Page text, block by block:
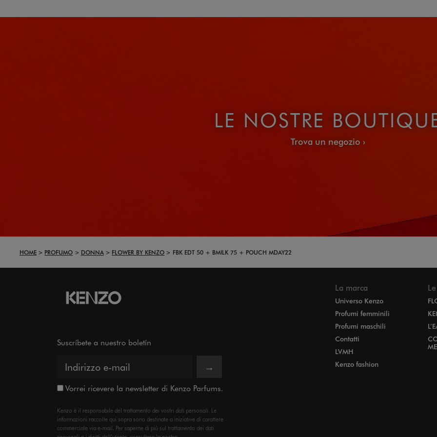
LE NOSTRE
Trova un negozio
HOME PROFUMO DONNA FLOWER BY KENZO FBK EDT 50 + BMILK 75 + POUCH MDAY22
Suscríbete a nuestro boletín
→
Vorrei ricevere la newsletter di Kenzo Parfums.
Kenzo è il responsabile del trattamento dei vostri dati personali. Le
informazioni raccolte qui sopra sono destinate a iniziative di carattere
commerciale via e-mail. Per saperne di più sul trattamento dei dati
La marca
Universo Kenzo
Profumi femminili
Profumi maschili
Contatti
LVMH
Kenzo fashion